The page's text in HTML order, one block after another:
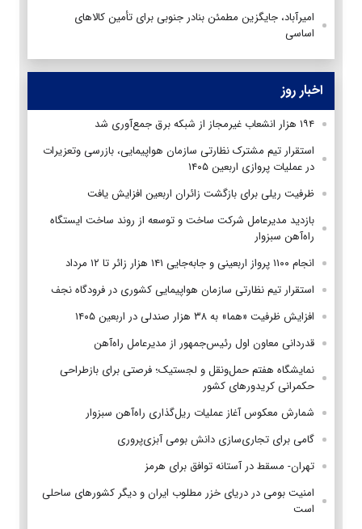
امیرآباد، جایگزین مطمئن بنادر جنوبی برای تأمین کالاهای
اساسی
اخبار روز
۱۹۴ هزار انشعاب غیرمجاز از شبکه برق جمع‌آوری شد
استقرار تیم مشترک نظارتی سازمان هواپیمایی، بازرسی وتعزیرات
در عملیات پروازی اربعین ۱۴۰۵
ظرفیت ریلی برای بازگشت زائران اربعین افزایش یافت
بازدید مدیرعامل شرکت ساخت و توسعه از روند ساخت ایستگاه
راه‌آهن سبزوار
انجام ۱۱۰۰ پرواز اربعینی و جابه‌جایی ۱۴۱ هزار زائر تا ۱۲ مرداد
استقرار تیم‌ نظارتی سازمان هواپیمایی کشوری در فرودگاه نجف
افزایش ظرفیت «هما» به ۳۸ هزار صندلی در اربعین ۱۴۰۵
قدردانی معاون اول رئیس‌جمهور از مدیرعامل راه‌آهن
نمایشگاه هفتم حمل‌ونقل و لجستیک؛ فرصتی برای بازطراحی
حکمرانی کریدورهای کشور
شمارش معکوس آغاز عملیات ریل‌گذاری راه‌آهن سبزوار
گامی برای تجاری‌سازی دانش بومی آبزی‌پروری
تهران- مسقط در آستانه توافق برای هرمز
امنیت بومی در دریای خزر مطلوب ایران و دیگر کشورهای ساحلی
است